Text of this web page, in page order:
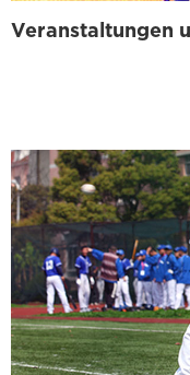
Veranstaltungen